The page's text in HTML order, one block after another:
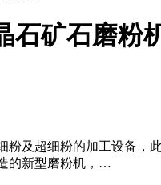
石矿石磨粉
粉及超细粉的加工设备，
的新型磨粉机，…